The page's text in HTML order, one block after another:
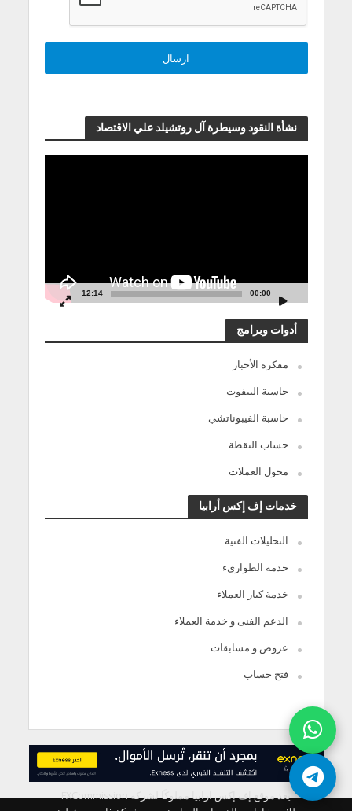
نشأة النقود وسيطرة آل روتشيلد علي الاقتصاد
00:00
12:14
أدوات وبرامج
مفكرة الأخبار
حاسبة البيفوت
حاسبة الفيبوناتشي
حساب النقطة
محول العملات
خدمات إف إكس أرابيا
التحليلات الفنية
خدمة الطوارىء
خدمة كبار العملاء
الدعم الفنى و خدمة العملاء
عروض و مسابقات
فتح حساب
يعد موقع إف إكس ارابيا مملوكًا لشركة FXCommission